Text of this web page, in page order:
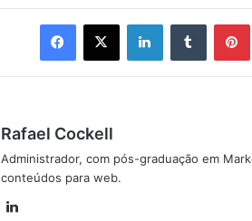
Facebook
X LinkedinTumblr
Rafael Cockell
Administrador, com pós-graduação em
conteúdos para web.